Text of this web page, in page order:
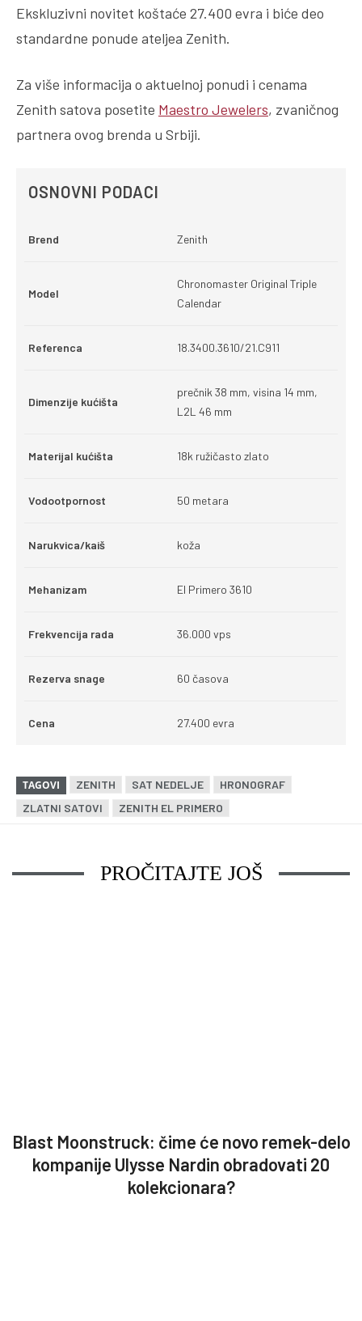
Ekskluzivni novitet koštaće 27.400 evra i biće deo
standardne ponude ateljea Zenith.
Za više informacija o aktuelnoj ponudi i cenama
Zenith satova posetite Maestro Jewelers, zvaničnog
partnera ovog brenda u Srbiji.
OSNOVNI PODACI
Brend Zenith
Model
Chronomaster Original Triple
Calendar
Referenca 18.3400.3610/21.C911
Dimenzije kućišta
prečnik 38 mm, visina 14 mm,
L2L 46 mm
Materijal kućišta 18k ružičasto zlato
Vodootpornost 50 metara
Narukvica/kaiš koža
Mehanizam El Primero 3610
Frekvencija rada 36.000 vps
Rezerva snage 60 časova
Cena 27.400 evra
TAGOVI ZENITH SAT NEDELJE
HRONOGRAF
ZLATNI SATOVI
ZENITH EL PRIMERO
PROČITAJTE JOŠ
Blast Moonstruck: čime će novo remek-delo
kompanije Ulysse Nardin obradovati 20
kolekcionara?